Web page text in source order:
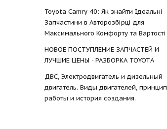
Toyota Camry 40: Як знайти Ідеальні
Запчастини в Авторозбірці для
Максимального Комфорту та Вартості
НОВОЕ ПОСТУПЛЕНИЕ ЗАПЧАСТЕЙ И
ЛУЧШИЕ ЦЕНЫ - РАЗБОРКА TOYOTА
ДВС, Электродвигатель и дизельный
двигатель. Виды двигателей, принцип
работы и история создания.